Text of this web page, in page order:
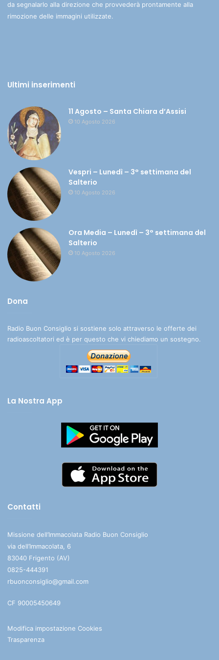
da segnalarlo alla direzione che provvederà prontamente alla
rimozione delle immagini utilizzate.
Ultimi inserimenti
11 Agosto – Santa Chiara d’Assisi
10 Agosto 2026
Vespri – Lunedì – 3° settimana del
Salterio
10 Agosto 2026
Ora Media – Lunedì – 3° settimana del
Salterio
10 Agosto 2026
Dona
Radio Buon Consiglio si sostiene solo attraverso le offerte dei
radioascoltatori ed è per questo che vi chiediamo un sostegno.
La Nostra App
Contatti
Missione dell’Immacolata Radio Buon Consiglio
via dell’Immacolata, 6
83040 Frigento (AV)
0825-444391
rbuonconsiglio@gmail.com
CF 90005450649
Modifica impostazione Cookies
Trasparenza